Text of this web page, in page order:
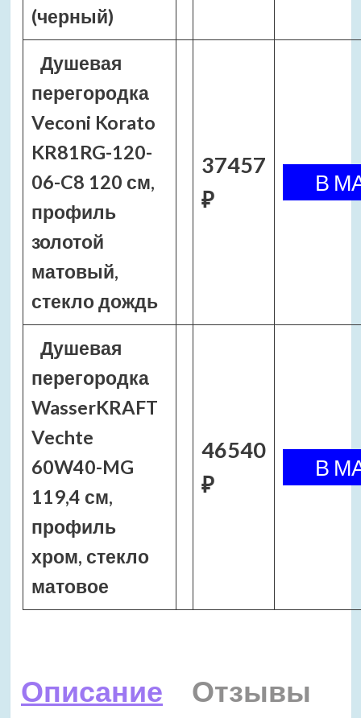
(черный)
Душевая
перегородка
Veconi Korato
KR81RG-120-
06-C8 120 см,
профиль
золотой
матовый,
стекло дождь
37457
₽
Душевая
перегородка
WasserKRAFT
Vechte
60W40-MG
119,4 см,
профиль
хром, стекло
матовое
46540
₽
Описание
Отзывы